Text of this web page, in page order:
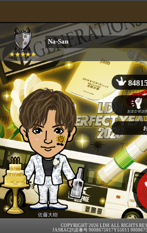
Na-San
佐藤大樹
COPYRIGHT 2026 LDH ALL RIGHTS
JASRAC許諾番号 9008675017Y55011